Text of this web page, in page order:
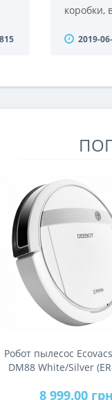
коробки,
мы
с
2019-
Робот пылесос
DM88 White/Silver
8 999.00 грн